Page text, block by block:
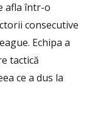
afla într-o
consecutive
Echipa a
tactică
ce a dus la